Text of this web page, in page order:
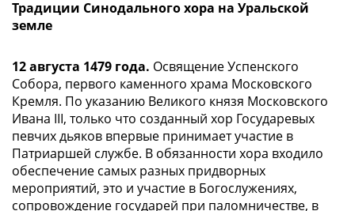
Традиции Синодального хора на Уральской
земле
12 августа 1479 года. Освящение Успенского
Собора, первого каменного храма Московского
Кремля. По указанию Великого князя Московского
Ивана III, только что созданный хор Государевых
певчих дьяков впервые принимает участие в
Патриаршей службе. В обязанности хора входило
обеспечение самых разных придворных
мероприятий, это и участие в Богослужениях,
сопровождение государей при паломничестве, в